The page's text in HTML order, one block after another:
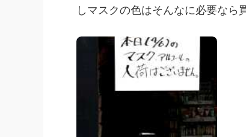
しマスクの色はそんなに必要なら